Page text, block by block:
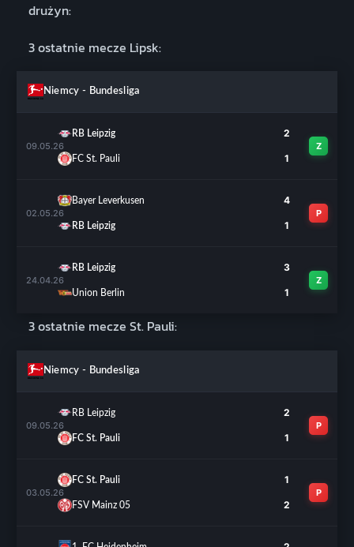
drużyn:
3 ostatnie mecze Lipsk:
Niemcy - Bundesliga
09.05.26
RB Leipzig
FC St. Pauli
2
1
Z
02.05.26
Bayer Leverkusen
RB Leipzig
4
1
P
24.04.26
RB Leipzig
Union Berlin
3
1
Z
3 ostatnie mecze St. Pauli:
Niemcy - Bundesliga
09.05.26
RB Leipzig
FC St. Pauli
2
1
P
03.05.26
FC St. Pauli
FSV Mainz 05
1
2
P